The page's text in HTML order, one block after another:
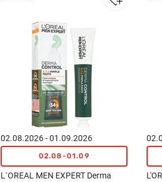
02.08.2026 - 01.09.2026
02.08-01.09
L`OREAL MEN EXPERT Derma